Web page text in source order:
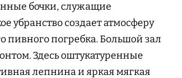
бочки, служащие
убранство создает атмосферу
пивного погребка. Большой зал
Здесь оштукатуренные
лепнина и яркая мягкая